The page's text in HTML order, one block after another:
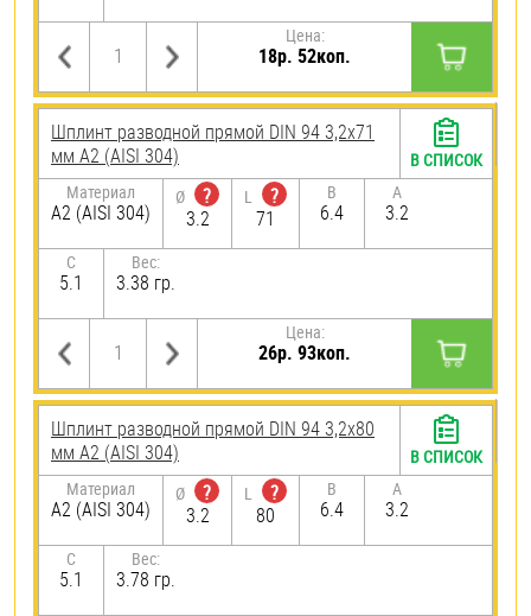
Цена:
18р. 52коп.
Шплинт разводной прямой DIN 94 3,2х71
мм А2 (AISI 304)
Материал
А2 (AISI 304)
Ø
?
3.2
L
?
71
B
6.4
A
3.2
C
5.1
Вес:
3.38 гр.
Цена:
26р. 93коп.
В СПИСОК
Шплинт разводной прямой DIN 94 3,2х80
мм А2 (AISI 304)
Материал
А2 (AISI 304)
Ø
?
3.2
L
?
80
B
6.4
A
3.2
C
5.1
Вес:
3.78 гр.
В СПИСОК